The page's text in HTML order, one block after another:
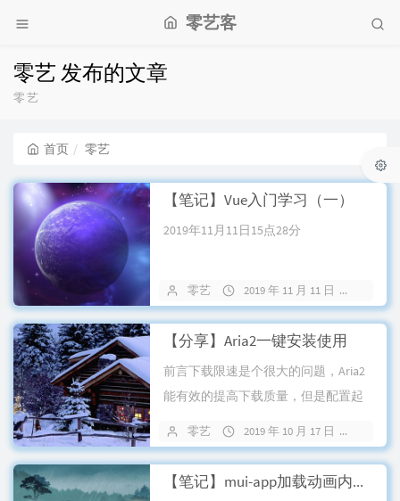
零艺客
零艺 发布的文章
零艺
首页 零艺
【笔记】Vue入门学习（一）
2019年11月11日15点28分
零艺 2019 年 11 月 11 日
【分享】Aria2一键安装使用
前言下载限速是个很大的问题，Aria2
能有效的提高下载质量，但是配置起
键...
零艺 2019 年 10 月 17 日
【笔记】mui-app加载动画内置方法